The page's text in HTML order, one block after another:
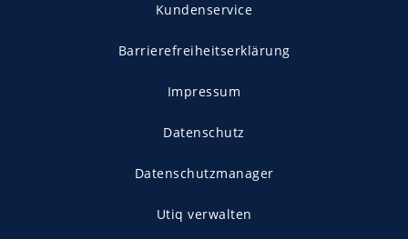
Kundenservice
Barrierefreiheitserklärung
Impressum
Datenschutz
Datenschutzmanager
Utiq verwalten